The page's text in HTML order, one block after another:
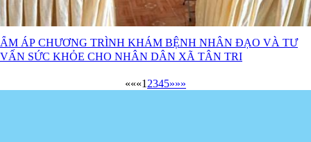
ẤM ÁP CHƯƠNG TRÌNH KHÁM BỆNH NHÂN ĐẠO VÀ TƯ
VẤN SỨC KHỎE CHO NHÂN DÂN XÃ TÂN TRI
«««1 2345»»»